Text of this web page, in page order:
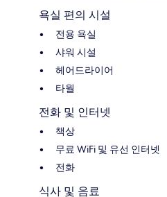
욕실 편의 시설
전용 욕실
샤워 시설
헤어드라이어
타월
전화 및 인터넷
책상
무료 WiFi 및 유선 인터넷
전화
식사 및 음료